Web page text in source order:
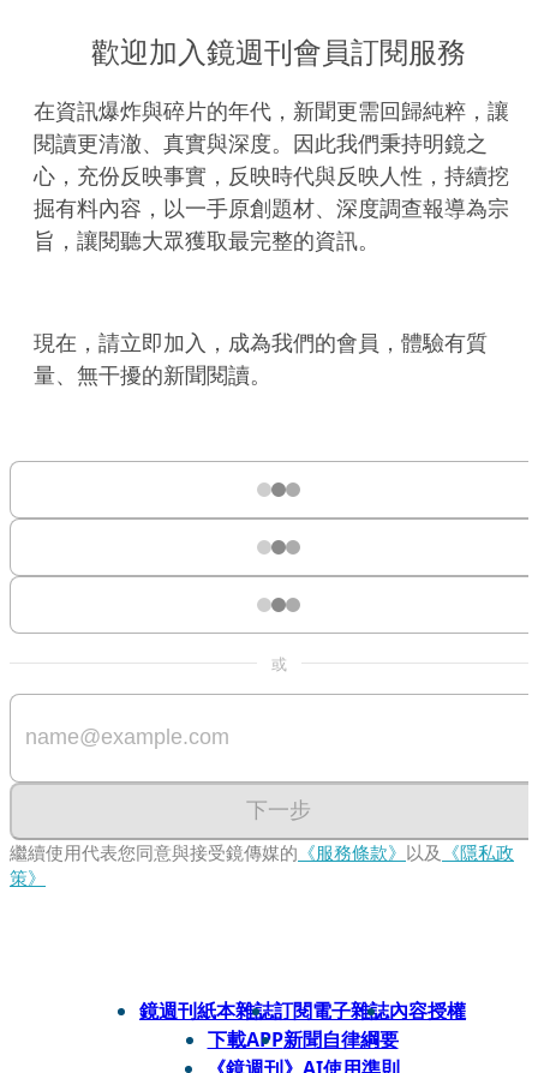
歡迎加入鏡週刊會員訂閱服務
在資訊爆炸與碎片的年代，新聞更需回歸純粹，讓
閱讀更清澈、真實與深度。因此我們秉持明鏡之
心，充份反映事實，反映時代與反映人性，持續挖
掘有料內容，以一手原創題材、深度調查報導為宗
旨，讓閱聽大眾獲取最完整的資訊。
現在，請立即加入，成為我們的會員，體驗有質
量、無干擾的新聞閱讀。
或
下一步
繼續使用代表您同意與接受鏡傳媒的 《服務條款》 以及 《隱私政
策》
鏡週刊紙本雜誌訂閱電子雜誌內容授權
下載APP新聞自律綱要